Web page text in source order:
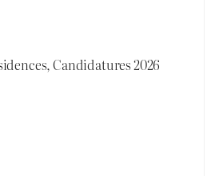
Candidatures 2026